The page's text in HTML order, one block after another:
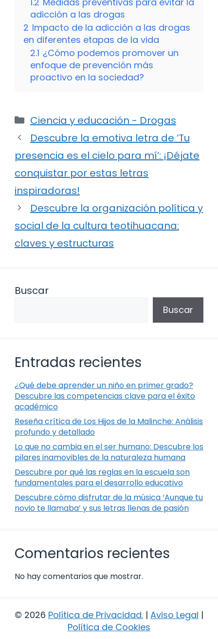
adicción a las drogas
2 Impacto de la adicción a las drogas
en diferentes etapas de la vida
2.1 ¿Cómo podemos promover un
enfoque de prevención más
proactivo en la sociedad?
Categorías
Ciencia y educación - Drogas
Descubre la emotiva letra de ‘Tu
presencia es el cielo para mí’: ¡Déjate
conquistar por estas letras
inspiradoras!
Descubre la organización política y
social de la cultura teotihuacana:
claves y estructuras
Buscar
Buscar
Entradas recientes
¿Qué debe aprender un niño en primer grado?
Descubre las competencias clave para el éxito
académico
Reseña crítica de Los Hijos de la Malinche: Análisis
profundo y detallado
Lo que no cambia en el ser humano: Descubre los
pilares inamovibles de la naturaleza humana
Descubre por qué las reglas en la escuela son
fundamentales para el desarrollo educativo
Descubre cómo disfrutar de la música ‘Aunque tu
novio te llamaba’ y sus letras llenas de pasión
Comentarios recientes
No hay comentarios que mostrar.
© 2026 Política de Privacidad. | Aviso Legal |
Política de Cookies